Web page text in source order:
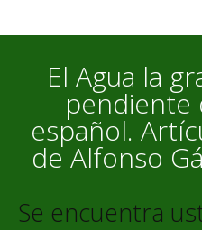
El Agua la
pendiente
español.
de Alfonso
Se encuentra